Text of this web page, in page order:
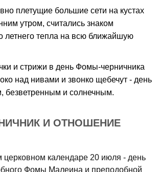
плетущие большие сети на кустах
утром, считались знаком
летнего тепла на всю ближайшую
и стрижи в день Фомы-черничника
над нивами и звонко щебечут - день
безветренным и солнечным.
И ОТНОШЕНИЕ
церковном календаре 20 июля - день
Фомы Малеина и преподобной